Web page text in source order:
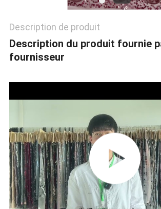
Description de produit
Description du produit fournie
fournisseur